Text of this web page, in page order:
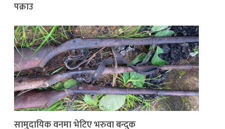
पक्राउ
सामुदायिक वनमा भेटिए भरुवा बन्दुक